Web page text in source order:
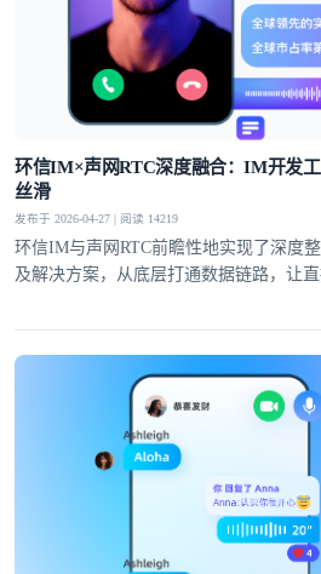
环信IM×声网RTC深度融合：IM开发
丝滑
发布于 2026-04-27 | 阅读 14219
环信IM与声网RTC前瞻性地实现了深度
及解决方案，从底层打通数据链路，让
我已阅读并同意通讯云服务条
不了，谢谢